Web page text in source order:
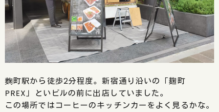
麴町駅から徒歩2分程度。新宿通り沿いの「麹町
PREX」といビルの前に出店していました。
この場所ではコーヒーのキッチンカーをよく見るかな。